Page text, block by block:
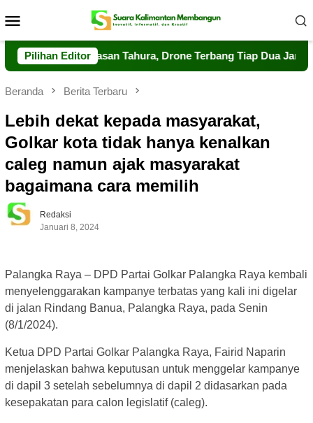
ke
Mobile
Pilihan Editor
Pengawasan Tahura, Drone Terbang Tiap Dua Jam
Beranda Berita Terbaru
Lebih dekat kepada masyarakat,
Golkar kota tidak hanya kenalkan
caleg namun ajak masyarakat
bagaimana cara memilih
Redaksi
Januari 8, 2024
Palangka Raya – DPD Partai Golkar Palangka Raya kembali
menyelenggarakan kampanye terbatas yang kali ini digelar
di jalan Rindang Banua, Palangka Raya, pada Senin
(8/1/2024).
Ketua DPD Partai Golkar Palangka Raya, Fairid Naparin
menjelaskan bahwa keputusan untuk menggelar kampanye
di dapil 3 setelah sebelumnya di dapil 2 didasarkan pada
kesepakatan para calon legislatif (caleg).